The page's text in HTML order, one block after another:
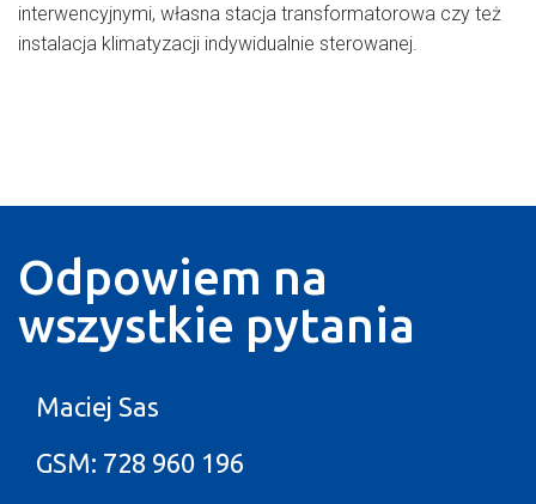
interwencyjnymi, własna stacja transformatorowa czy też
instalacja klimatyzacji indywidualnie sterowanej.
Odpowiem na
wszystkie pytania
Maciej Sas
GSM: 728 960 196